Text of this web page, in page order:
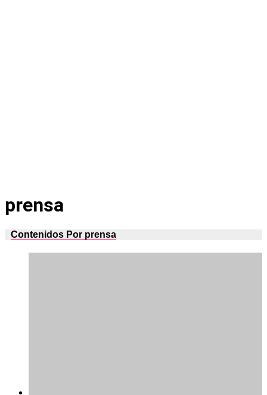
prensa
Contenidos Por prensa